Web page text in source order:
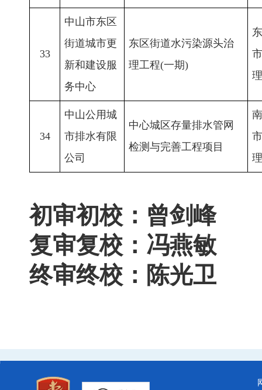
33
中山市东区
街道城市更
新和建设服
务中心
东区街道水污染源头治
理工程(一期)
34
中山公用城
市排水有限
公司
中心城区存量排水管网
检测与完善工程项目
初审初校：曾剑峰
复审复校：冯燕敏
终审终校：陈光卫